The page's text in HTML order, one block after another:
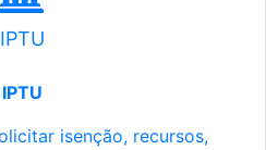
IPTU
IPTU
isenção, recursos,